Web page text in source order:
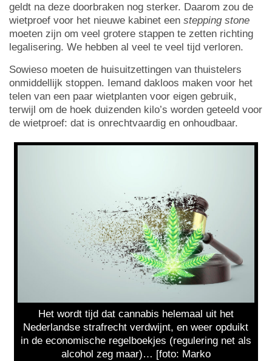
geldt na deze doorbraken nog sterker. Daarom zou de
wietproef voor het nieuwe kabinet een stepping stone
moeten zijn om veel grotere stappen te zetten richting
legalisering. We hebben al veel te veel tijd verloren.
Sowieso moeten de huisuitzettingen van thuistelers
onmiddellijk stoppen. Iemand dakloos maken voor het
telen van een paar wietplanten voor eigen gebruik,
terwijl om de hoek duizenden kilo’s worden geteeld voor
de wietproef: dat is onrechtvaardig en onhoudbaar.
Het wordt tijd dat cannabis helemaal uit het
Nederlandse strafrecht verdwijnt, en weer opduikt
in de economische regelboekjes (regulering net als
alcohol zeg maar)… [foto: Marko